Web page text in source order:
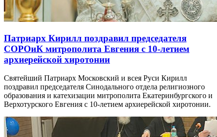
Патриарх Кирилл поздравил председателя
СОРОиК митрополита Евгения с 10-летием
архиерейской хиротонии
Святейший Патриарх Московский и всея Руси Кирилл
поздравил председателя Синодального отдела религиозного
образования и катехизации митрополита Екатеринбургского и
Верхотурского Евгения с 10-летием архиерейской хиротонии.